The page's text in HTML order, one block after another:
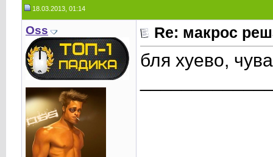
18.03.2013, 01:14
Oss Re: макрос
бля хуево,